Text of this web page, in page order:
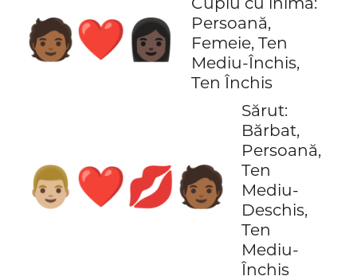
🧑🏾‍❤️‍👩🏿
Persoană,
Femeie, Ten
Mediu-Închis,
Ten Închis
👨🏼‍❤️‍💋‍🧑🏾
Sărut:
Bărbat,
Persoană,
Ten
Mediu-
Deschis,
Ten
Mediu-
Închis